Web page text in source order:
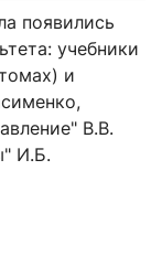
появились
учебники
и
В.В.
И.Б.